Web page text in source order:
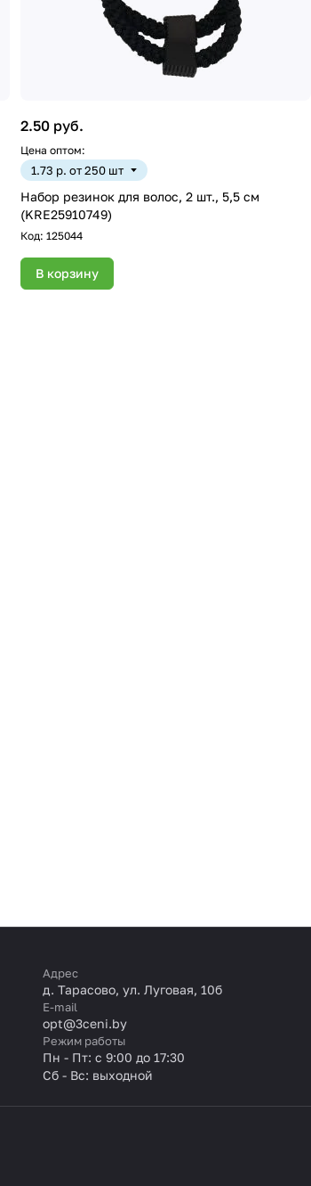
2.50 руб.
Цена оптом:
1.73 р. от 250 шт
Набор резинок для волос, 2 шт., 5,5 см
(KRE25910749)
Код: 125044
В корзину
Адрес
д. Тарасово, ул. Луговая, 10б
E-mail
opt@3ceni.by
Режим работы
Пн - Пт: с 9:00 до 17:30
Сб - Вс: выходной